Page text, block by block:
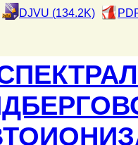
DJVU (134.2K)